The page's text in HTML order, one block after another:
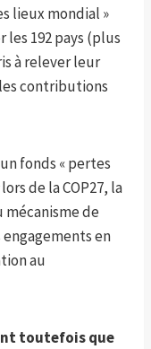
lieux mondial »
192 pays (plus
à relever leur
contributions
fonds « pertes
lors de la COP27, la
mécanisme de
en
au
toutefois que